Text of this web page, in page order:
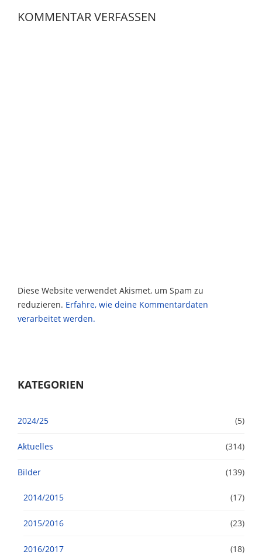
KOMMENTAR VERFASSEN
Diese Website verwendet Akismet, um Spam zu
reduzieren. Erfahre, wie deine Kommentardaten
verarbeitet werden.
KATEGORIEN
2024/25 (5)
Aktuelles (314)
Bilder (139)
2014/2015 (17)
2015/2016 (23)
2016/2017 (18)